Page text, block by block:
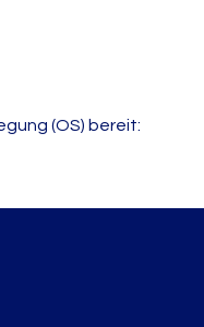
(OS) bereit: